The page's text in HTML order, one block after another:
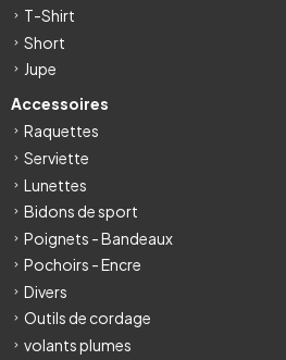
T-Shirt
Short
Jupe
Accessoires
Raquettes
Serviette
Lunettes
Bidons de sport
Poignets - Bandeaux
Pochoirs - Encre
Divers
Outils de cordage
volants plumes